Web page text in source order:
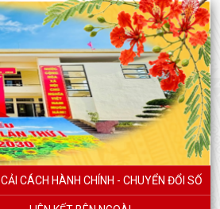
CẢI CÁCH HÀNH CHÍNH - CHUYỂN ĐỔI SỐ